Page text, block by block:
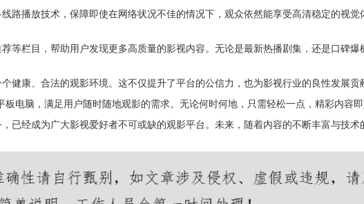
路播放技术，保障即使在网络状况不佳的情况下，观众依然能享受高清稳定的视觉
等栏目，帮助用户发现更多高质量的影视内容。无论是最新热播剧集，还是口碑
康、合法的观影环境。这不仅提升了平台的公信力，也为影视行业的良性发展贡
电脑，满足用户随时随地观影的需求。无论何时何地，只需轻松一点，精彩内容即
已经成为广大影视爱好者不可或缺的观影平台。未来，随着内容的不断丰富与技